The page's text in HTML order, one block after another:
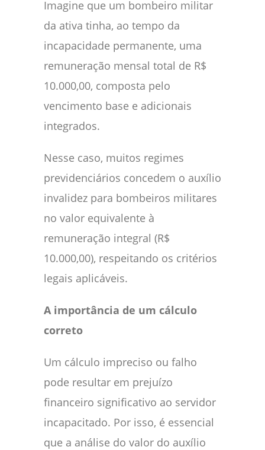
Imagine que um bombeiro militar
da ativa tinha, ao tempo da
incapacidade permanente, uma
remuneração mensal total de R$
10.000,00, composta pelo
vencimento base e adicionais
integrados.
Nesse caso, muitos regimes
previdenciários concedem o auxílio
invalidez para bombeiros militares
no valor equivalente à
remuneração integral (R$
10.000,00), respeitando os critérios
legais aplicáveis.
A importância de um cálculo
correto
Um cálculo impreciso ou falho
pode resultar em prejuízo
financeiro significativo ao servidor
incapacitado. Por isso, é essencial
que a análise do valor do auxílio